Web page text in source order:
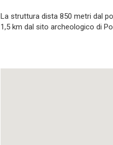
La struttura dista 850 metri dal
1,5 km dal sito archeologico di